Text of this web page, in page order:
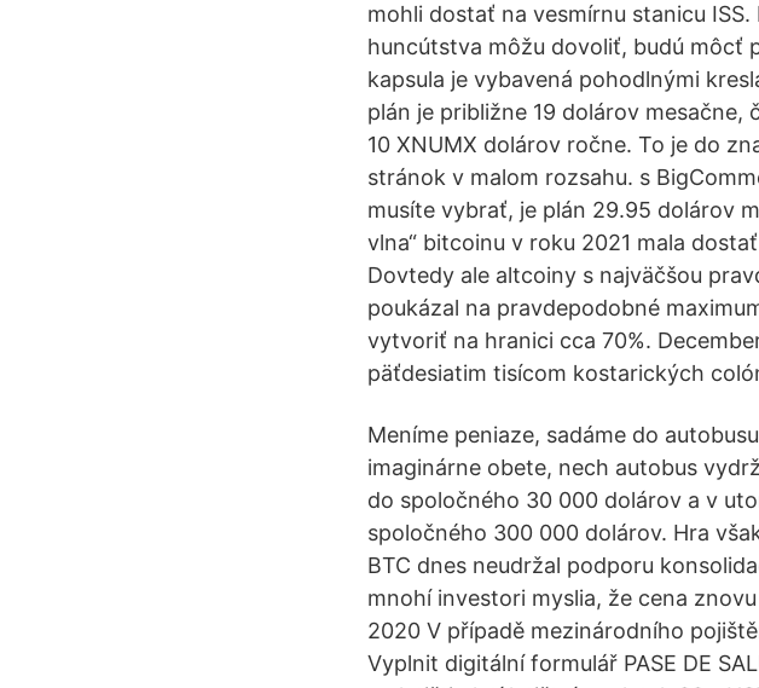
mohli dostať na vesmírnu stanicu
huncútstva môžu dovoliť, budú môcť
kapsula je vybavená pohodlnými
plán je približne 19 dolárov
10 XNUMX dolárov ročne. To je do
stránok v malom rozsahu. s
musíte vybrať, je plán 29.95 dolárov
vlna“ bitcoinu v roku 2021 mala
Dovtedy ale altcoiny s najväčšou
poukázal na pravdepodobné
vytvoriť na hranici cca 70%.
päťdesiatim tisícom kostarických
Meníme peniaze, sadáme do
imaginárne obete, nech autobus
do spoločného 30 000 dolárov a v
spoločného 300 000 dolárov. Hra
BTC dnes neudržal podporu
mnohí investori myslia, že cena
2020 V případě mezinárodního
Vyplnit digitální formulář PASE DE